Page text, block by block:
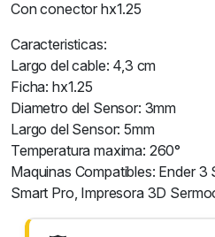
Con conector hx1.25
Caracteristicas:
Largo del cable: 4,3 cm
Ficha: hx1.25
Diametro del Sensor: 3mm
Largo del Sensor: 5mm
Temperatura maxima: 260°
Maquinas Compatibles: Ender 3
Smart Pro, Impresora 3D